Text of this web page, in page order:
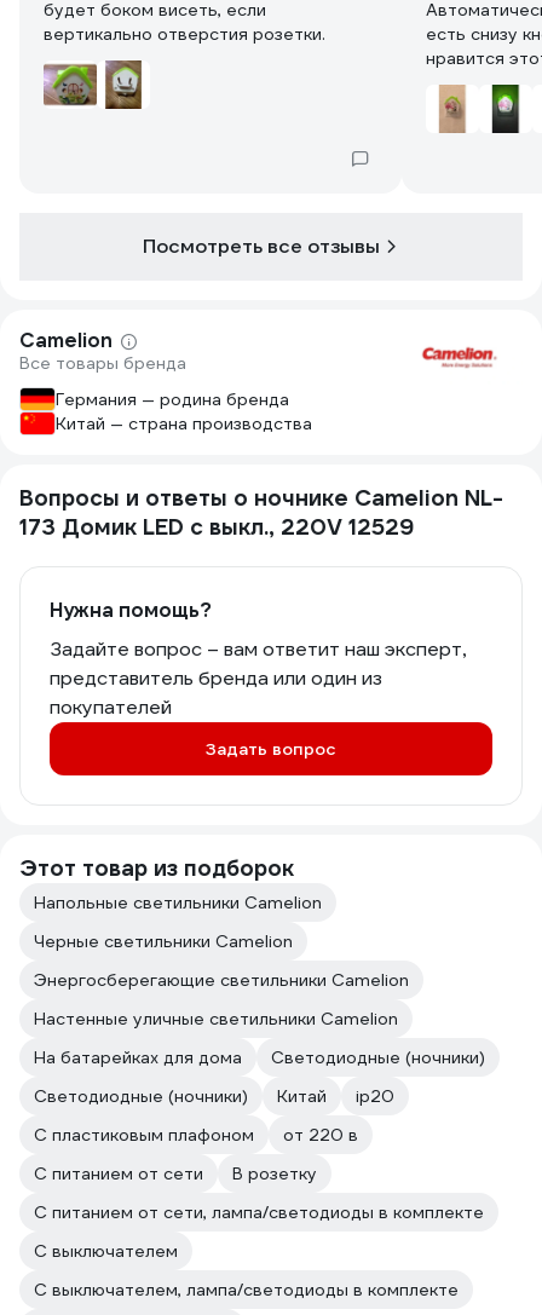
будет боком висеть, если
вертикально отверстия розетки.
есть снизу
нравится
Посмотреть все отзывы
Camelion
Все товары бренда
Германия — родина бренда
Китай — страна производства
Вопросы и ответы о ночнике Camelion NL-
173 Домик LED с выкл., 220V 12529
Нужна помощь?
Задайте вопрос – вам ответит наш эксперт,
представитель бренда или один из
покупателей
Задать вопрос
Этот товар из подборок
Напольные светильники Camelion
Черные светильники Camelion
Энергосберегающие светильники Camelion
Настенные уличные светильники Camelion
На батарейках для дома
Светодиодные (ночники)
Светодиодные (ночники)
Китай
ip20
С пластиковым плафоном
от 220 в
С питанием от сети
В розетку
С питанием от сети, лампа/светодиоды в комплекте
С выключателем
С выключателем, лампа/светодиоды в комплекте